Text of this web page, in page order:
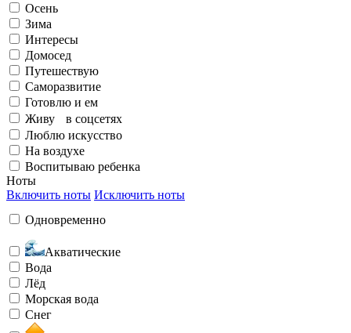
Излучаю счастье
Заряжен на успех
Любить и быть любимой
Элегантный
Бунтарский
Загадочный
На воздухе
Воспитываю ребенка
Осень
Зима
Интересы
Домосед
Путешествую
Саморазвитие
Готовлю и ем
Живу в соцсетях
Люблю искусство
На воздухе
Воспитываю ребенка
Ноты
Включить ноты Исключить ноты
Одновременно
Акватические
Вода
Лёд
Морская вода
Снег